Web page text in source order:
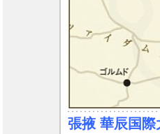
張掖 華辰国際